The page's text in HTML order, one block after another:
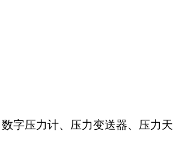
字压力计、压力变送器、压力天